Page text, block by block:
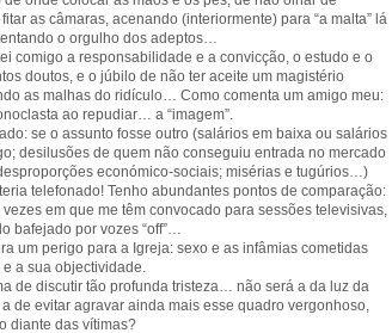
as câmaras, acenando (interiormente) para “a malta” lá
o orgulho dos adeptos…
comigo a responsabilidade e a convicção, o estudo e o
doutos, e o júbilo de não ter aceite um magistério
as malhas do ridículo… Como comenta um amigo meu:
ao repudiar… a “imagem”.
se o assunto fosse outro (salários em baixa ou salários
desilusões de quem não conseguiu entrada no mercado
económico-sociais; misérias e tugúrios…)
telefonado! Tenho abundantes pontos de comparação:
em que me têm convocado para sessões televisivas,
bafejado por vozes “off”…
um perigo para a Igreja: sexo e as infâmias cometidas
a sua objectividade.
de discutir tão profunda tristeza… não será a da luz da
de evitar agravar ainda mais esse quadro vergonhoso,
diante das vítimas?